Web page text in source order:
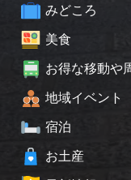
みどころ
美食
お得な移動や
地域イベント
宿泊
お土産